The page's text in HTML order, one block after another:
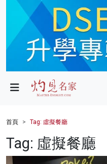
政局
財經
健康
首頁 Tag: 虛擬餐廳
Tag: 虛擬餐廳